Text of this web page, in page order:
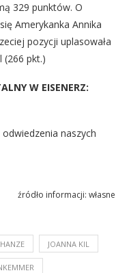
329 punktów. O
Amerykanka Annika
pozycji uplasowała
(266 pkt.)
W EISENERZ:
naszych
źródło informacji: własne
JOANNA KIL